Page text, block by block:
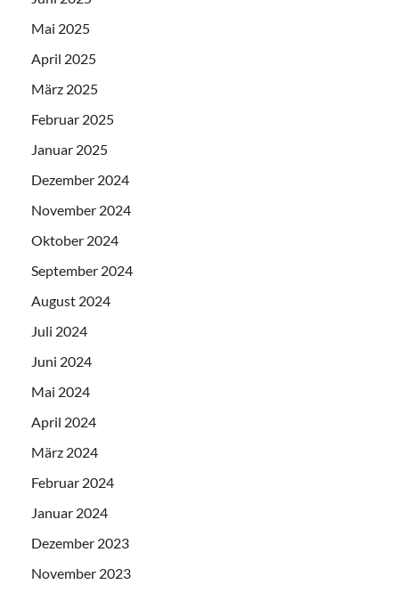
Mai 2025
April 2025
März 2025
Februar 2025
Januar 2025
Dezember 2024
November 2024
Oktober 2024
September 2024
August 2024
Juli 2024
Juni 2024
Mai 2024
April 2024
März 2024
Februar 2024
Januar 2024
Dezember 2023
November 2023